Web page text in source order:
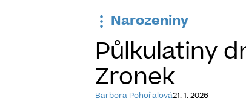
Narozeniny
Půlkulatiny
Zronek
Barbora Pohořalová21. 1. 2026